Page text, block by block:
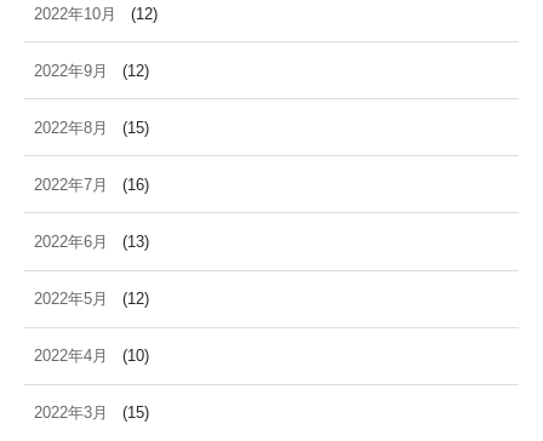
2022年10月 (12)
2022年9月 (12)
2022年8月 (15)
2022年7月 (16)
2022年6月 (13)
2022年5月 (12)
2022年4月 (10)
2022年3月 (15)